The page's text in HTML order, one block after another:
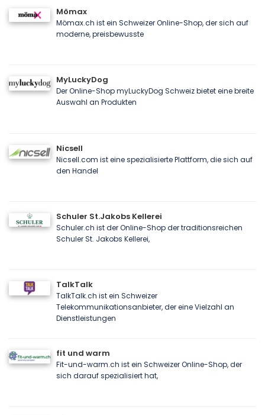
Mömax
Mömax.ch ist ein Schweizer Online-Shop, der sich auf
moderne, preisbewusste
MyLuckyDog
Der Online-Shop myLuckyDog Schweiz bietet eine breite
Auswahl an Produkten
Nicsell
Nicsell.com ist eine spezialisierte Plattform, die sich auf
den Handel
Schuler St.Jakobs Kellerei
Schuler.ch ist der Online-Shop der traditionsreichen
Schuler St. Jakobs Kellerei,
TalkTalk
TalkTalk.ch ist ein Schweizer
Telekommunikationsanbieter, der eine Vielzahl an
Dienstleistungen
fit und warm
Fit-und-warm.ch ist ein Schweizer Online-Shop, der
sich darauf spezialisiert hat,